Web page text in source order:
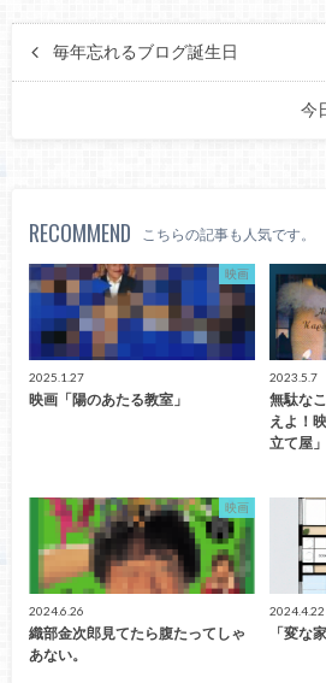
毎年忘れるブログ誕生日
今
RECOMMEND こちらの記事も人気です。
映画
2025.1.27
映画「陽のあたる教室」
2023.5.7
無駄な
えよ！
立て屋」
映画
2024.6.26
織部金次郎見てたら腹たってしゃ
あない。
2024.4.22
「変な